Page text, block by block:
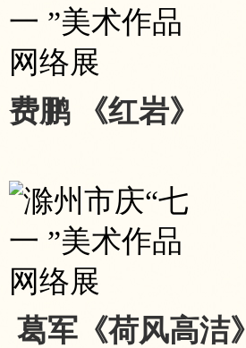
费鹏 《红岩》
葛军《荷风高洁》